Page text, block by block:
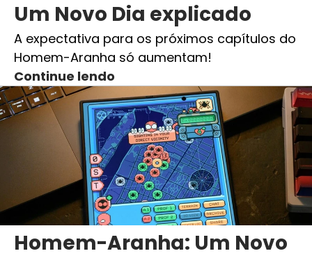
Um Novo Dia explicado
A expectativa para os próximos capítulos do
Homem-Aranha só aumentam!
Continue lendo
Homem-Aranha: Um Novo